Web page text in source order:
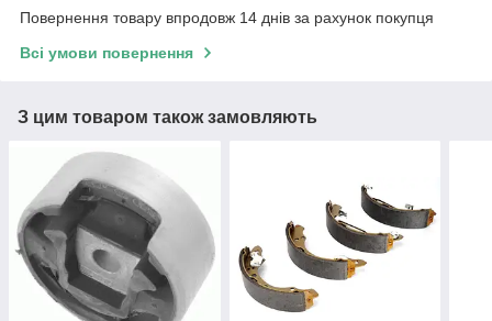
Повернення товару впродовж 14 днів за рахунок покупця
Всі умови повернення
З цим товаром також замовляють